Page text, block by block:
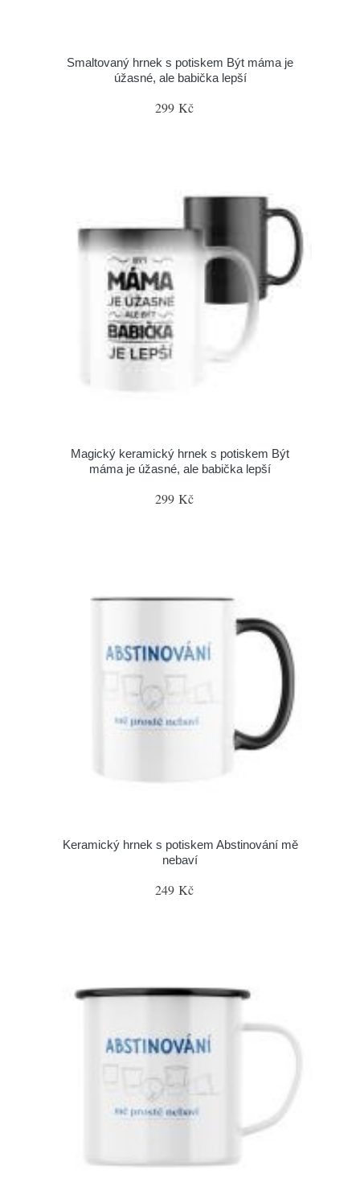
Smaltovaný hrnek s potiskem Být máma je
úžasné, ale babička lepší
299 Kč
Magický keramický hrnek s potiskem Být
máma je úžasné, ale babička lepší
299 Kč
Keramický hrnek s potiskem Abstinování mě
nebaví
249 Kč